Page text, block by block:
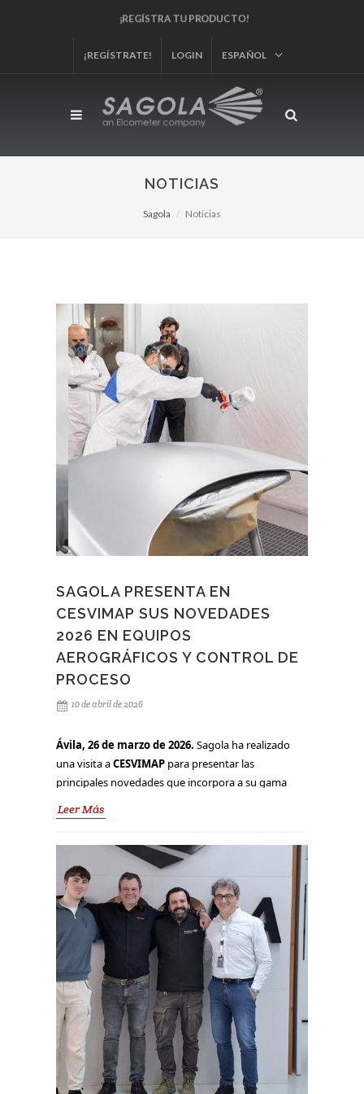
¡REGÍSTRA TU PRODUCTO!
¡REGÍSTRATE! LOGIN ESPAÑOL
NOTICIAS
Sagola Noticias
SAGOLA PRESENTA EN
CESVIMAP SUS NOVEDADES
2026 EN EQUIPOS
AEROGRÁFICOS Y CONTROL DE
PROCESO
10 de abril de 2026
Ávila, 26 de marzo de 2026. Sagola ha realizado
una visita aCESVIMAP para presentar las
principales novedades que incorpora a su gama
unaaplicación premium
Héctor Amado, combinó una parte
técnica con
demostraciones y pruebas en taller ,
con el objetivo de evaluar el rendimiento de los
equipos en condiciones reales de trabajo.
El encuentro comenzó con unapresentación
teórica
de las novedades de Sagola y, a
continuación, se desarrolló una sesión práctica con
aplicaciones debases bicapay barnices 2K
analizando atomización, patrón de pulverización y
calidad del acabado.
Sagola 4600 HEX: precisión en
barnices y acabados monocapa
Leer Más